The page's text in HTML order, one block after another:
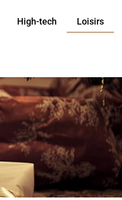
High-tech Loisirs